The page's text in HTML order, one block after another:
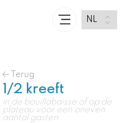
Terug
1/2 kreeft
in de bouillabaisse of op de
plateau voor een oneven
aantal gasten